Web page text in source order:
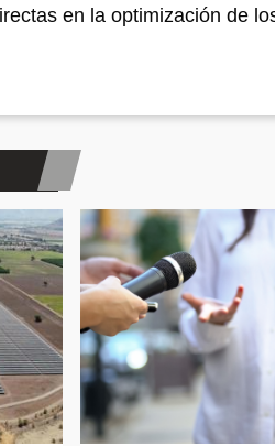
en la optimización de